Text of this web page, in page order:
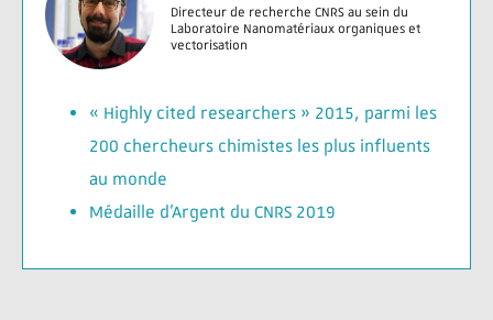
Directeur de recherche CNRS au sein du
Laboratoire Nanomatériaux organiques et
vectorisation
« Highly cited researchers » 2015, parmi les
200 chercheurs chimistes les plus influents
au monde
Médaille d’Argent du CNRS 2019